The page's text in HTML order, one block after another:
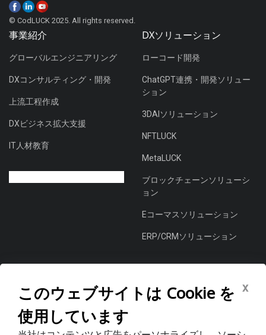
© CodLUCK 2025. All rights reserved.
事業紹介
グローバルエンジニアリング
DXコンサルティング・開発
上流工程作成
DXビジネス拡大支援
IT人材教育
DXソリューション
ローコード開発
ChatGPT連携・開発ソリュー
ション
3DAIソリューション
NFTLUCK
MetaLUCK
ブロックチェーンソリューシ
ョン
Eコーマスソリューション
ERP/CRMソリューション
ン プロバイダー
このウェブサイトは Cookie を
使用しています
x